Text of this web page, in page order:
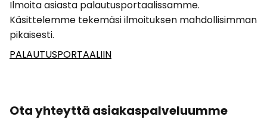
Ilmoita asiasta palautusportaalissamme.
Käsittelemme tekemäsi ilmoituksen mahdollisimman
pikaisesti.
PALAUTUSPORTAALIIN
Ota yhteyttä asiakaspalveluumme